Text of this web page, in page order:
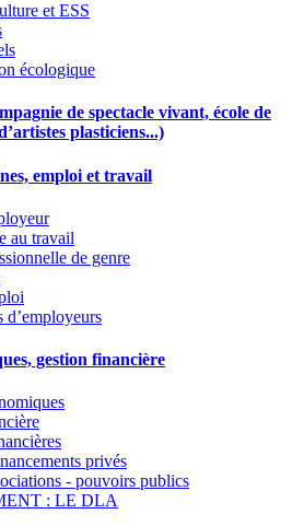
et ESS
écologique
de spectacle vivant, école de
plasticiens...)
emploi et travail
au travail
de genre
d’employeurs
gestion financière
privés
- pouvoirs publics
: LE DLA